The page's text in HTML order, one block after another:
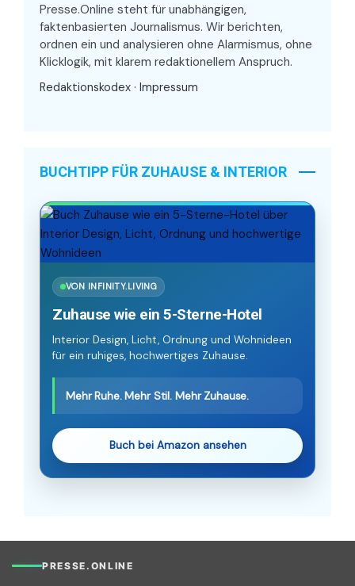
Presse.Online steht für unabhängigen,
faktenbasierten Journalismus. Wir berichten,
ordnen ein und analysieren ohne Alarmismus, ohne
Klicklogik, mit klarem redaktionellem Anspruch.
Redaktionskodex · Impressum
BUCHTIPP FÜR ZUHAUSE & INTERIOR
VON INFINITY.LIVING
Zuhause wie ein 5-Sterne-Hotel
Interior Design, Licht, Ordnung und Wohnideen
für ein ruhiges, hochwertiges Zuhause.
Mehr Ruhe. Mehr Stil. Mehr Zuhause.
Buch bei Amazon ansehen
PRESSE.ONLINE